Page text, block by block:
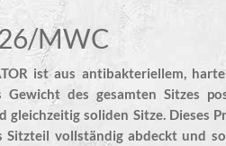
MWC
ist aus antibakteriellem,
Gewicht des gesamten Sitzes
gleichzeitig soliden Sitze. Dieses
Sitzteil vollständig abdeckt und